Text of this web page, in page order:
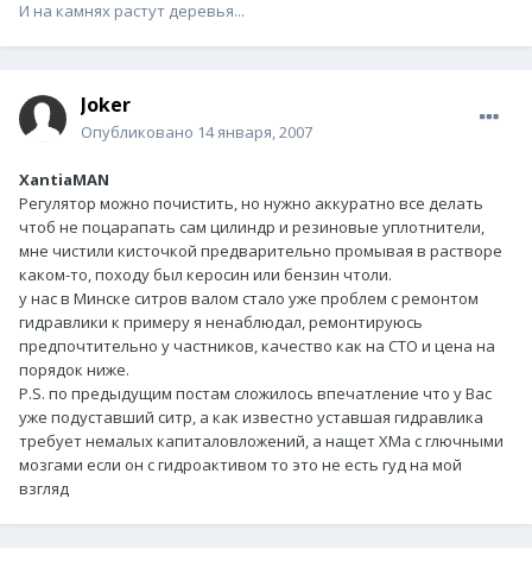
И на камнях растут деревья...
Joker
Опубликовано 14 января, 2007
XantiaMAN
Регулятор можно почистить, но нужно аккуратно все делать
чтоб не поцарапать сам цилиндр и резиновые уплотнители,
мне чистили кисточкой предварительно промывая в растворе
каком-то, походу был керосин или бензин чтоли.
у нас в Минске ситров валом стало уже проблем с ремонтом
гидравлики к примеру я ненаблюдал, ремонтируюсь
предпочтительно у частников, качество как на СТО и цена на
порядок ниже.
Р.S. по предыдущим постам сложилось впечатление что у Вас
уже подуставший ситр, а как известно уставшая гидравлика
требует немалых капиталовложений, а нащет ХМа с глючными
мозгами если он с гидроактивом то это не есть гуд на мой
взгляд